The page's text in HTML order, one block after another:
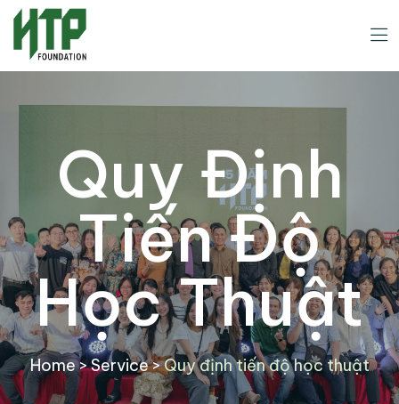
Quy Định
Tiến Độ
Học Thuật
Home>Service>Quy định tiến độ học thuật